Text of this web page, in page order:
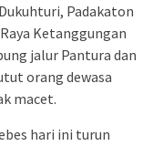
Padakaton
Ketanggungan
jalur Pantura dan
orang dewasa
macet.
hari ini turun